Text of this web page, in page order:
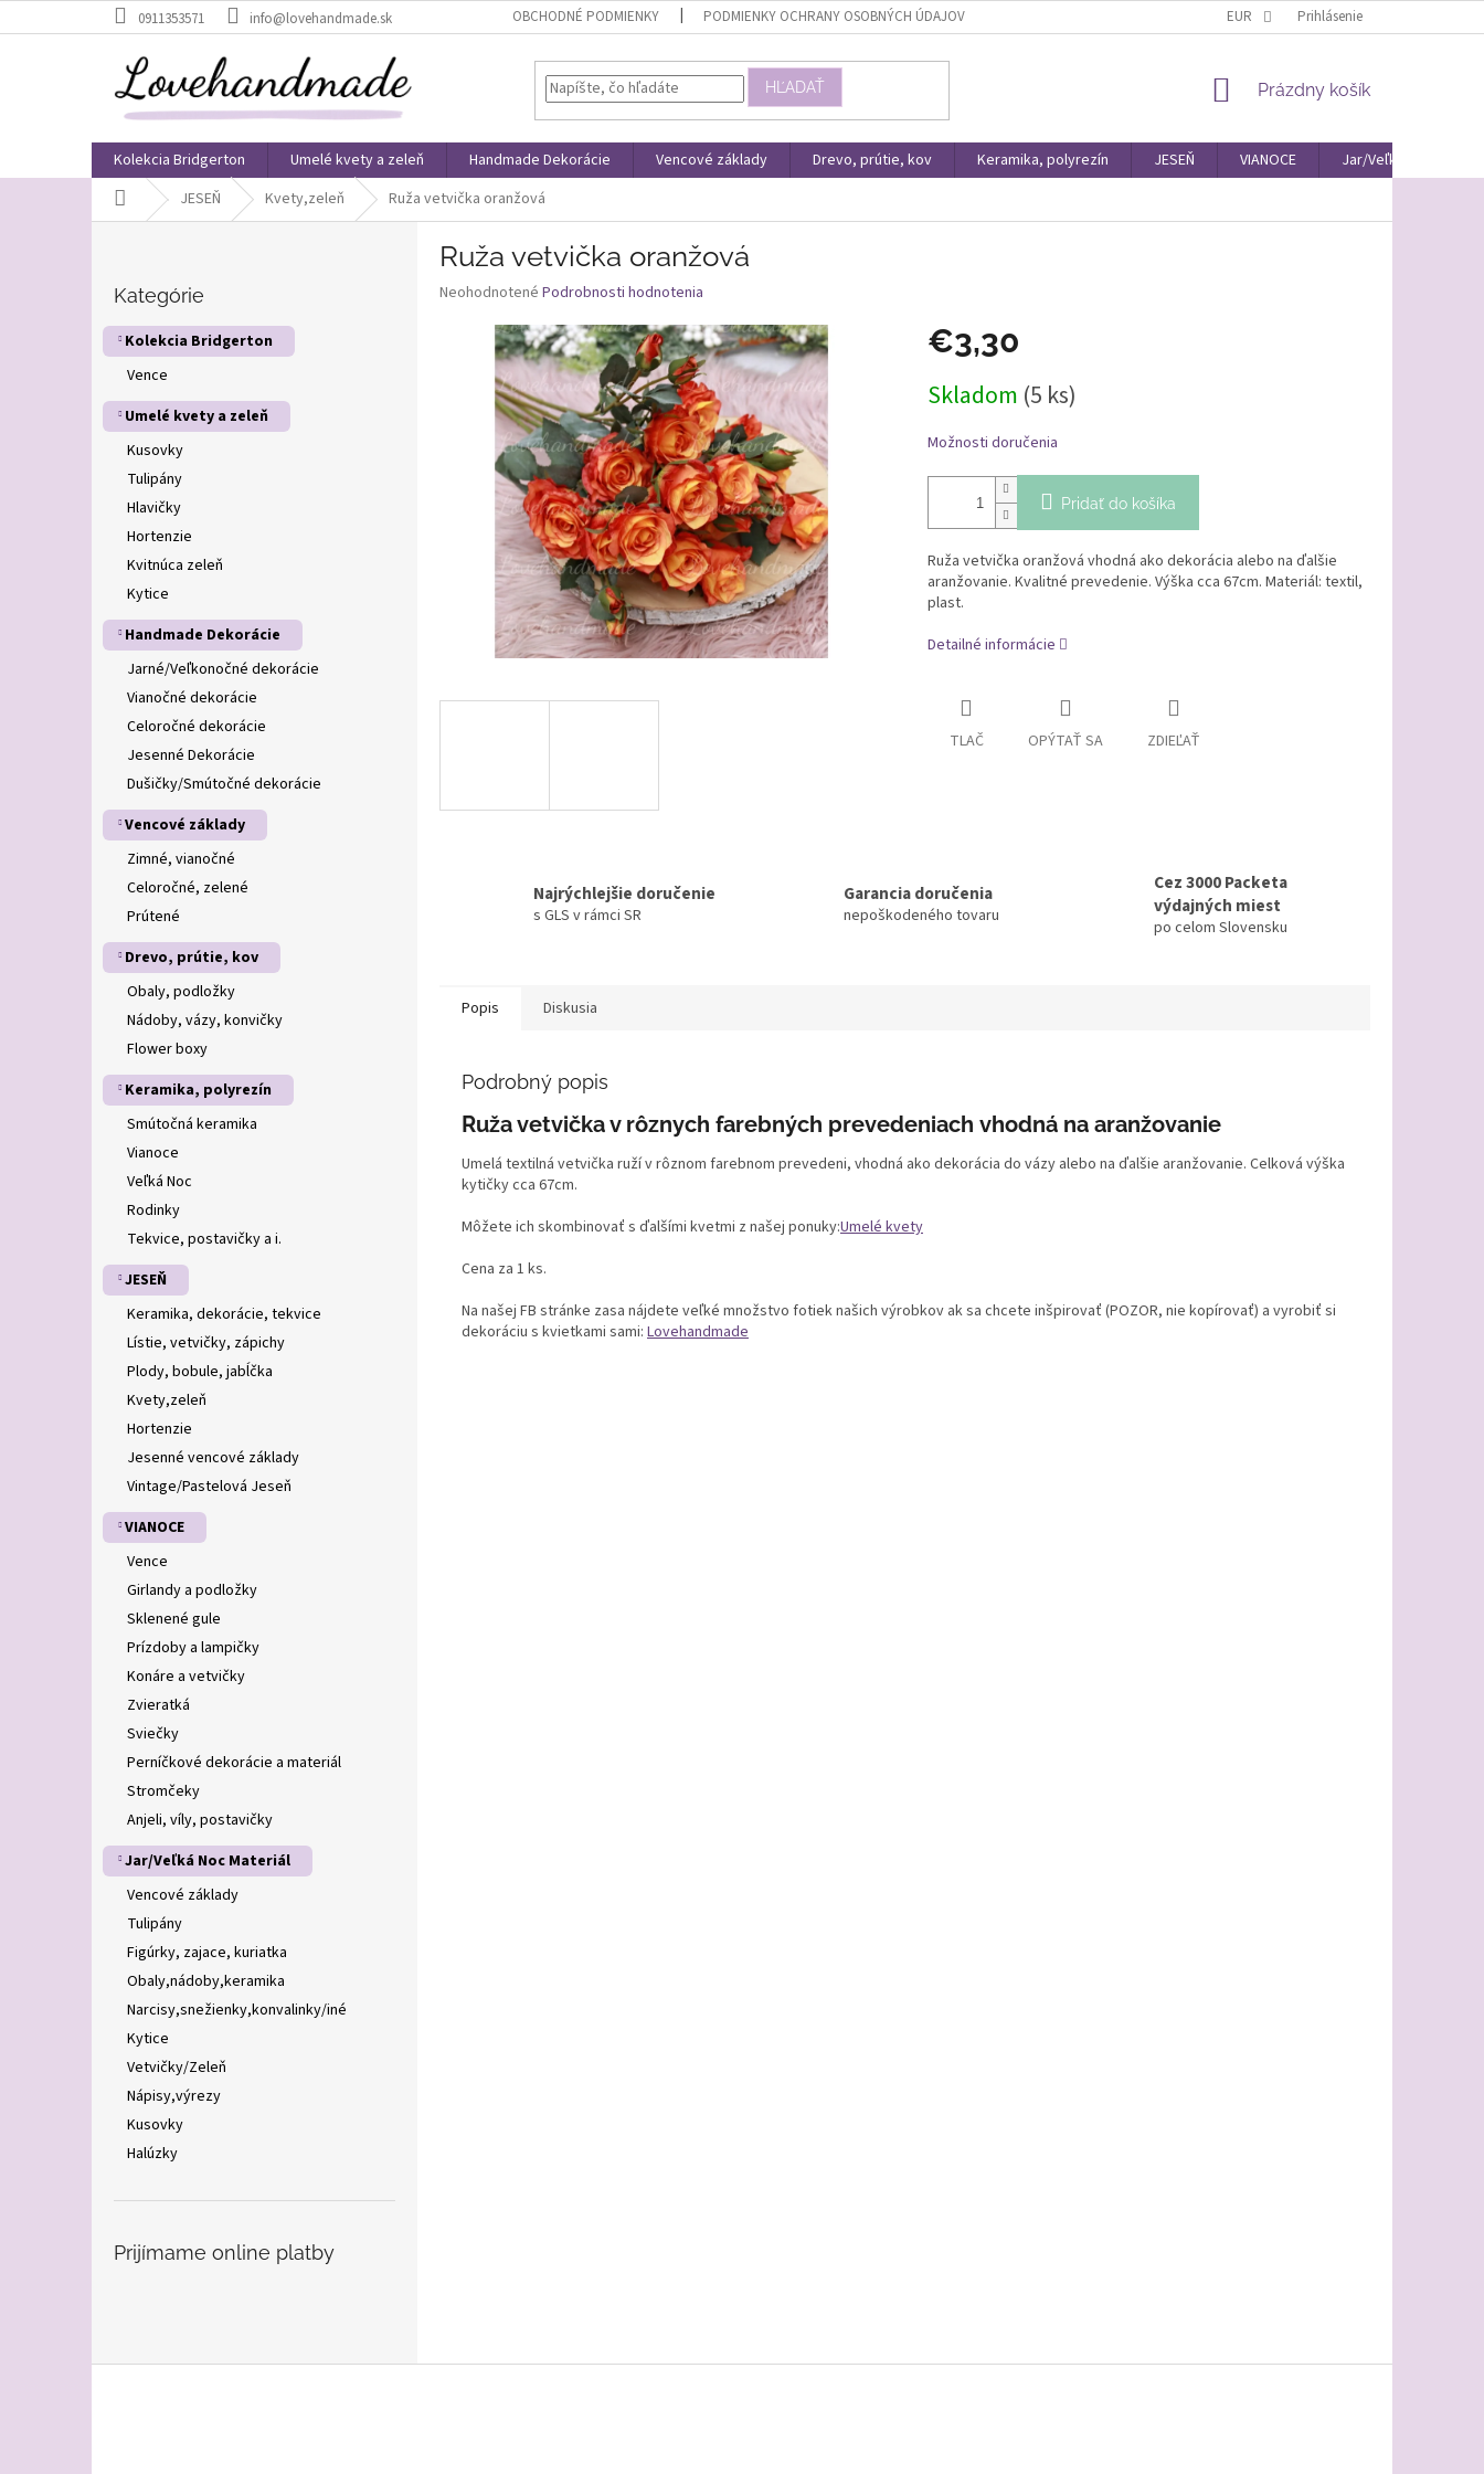
na
0911353571 info@lovehandmade.sk OBCHODNÉ PODMIENKY PODMIENKY OCHRANY OSOBNÝCH ÚDAJOV EUR Prihlásenie
HĽADAŤ
NÁKUPNÝ
Prázdny košík
Kolekcia Bridgerton Umelé kvety a zeleň Handmade Dekorácie Vencové základy Drevo, prútie, kov Keramika, polyrezín JESEŇ VIANOCE
Jar/Veľká Noc
Domov JESEŇ Kvety,zeleň Ruža vetvička oranžová
p
n
e
kategórie
Kategórie
Kolekcia Bridgerton
Vence
Umelé kvety a zeleň
Kusovky
Tulipány
Hlavičky
Hortenzie
Kvitnúca zeleň
Kytice
Handmade Dekorácie
Jarné/Veľkonočné dekorácie
Vianočné dekorácie
Celoročné dekorácie
Jesenné Dekorácie
Dušičky/Smútočné dekorácie
Vencové základy
Zimné, vianočné
Celoročné, zelené
Prútené
Drevo, prútie, kov
Obaly, podložky
Nádoby, vázy, konvičky
Flower boxy
Keramika, polyrezín
Smútočná keramika
Vianoce
Veľká Noc
Rodinky
Tekvice, postavičky a i.
JESEŇ
Keramika, dekorácie, tekvice
Lístie, vetvičky, zápichy
Plody, bobule, jabĺčka
Kvety,zeleň
Hortenzie
Jesenné vencové základy
Vintage/Pastelová Jeseň
VIANOCE
Vence
Girlandy a podložky
Sklenené gule
Prízdoby a lampičky
Konáre a vetvičky
Zvieratká
Sviečky
Perníčkové dekorácie a materiál
Stromčeky
Anjeli, víly, postavičky
Jar/Veľká Noc Materiál
Vencové základy
Tulipány
Figúrky, zajace, kuriatka
Obaly,nádoby,keramika
Narcisy,snežienky,konvalinky/iné
Kytice
Vetvičky/Zeleň
Nápisy,výrezy
Kusovky
Halúzky
Prijímame online platby
Ruža vetvička oranžová
Priemerné
produktu
hviezdičiek.
Neohodnotené Podrobnosti hodnotenia
€3,30
cena:
Skladom (5 ks)
Možnosti doručenia
Pridať do košíka
Ruža vetvička oranžová vhodná ako dekorácia alebo na ďalšie
aranžovanie. Kvalitné prevedenie. Výška cca 67cm. Materiál: textil,
plast.
Detailné informácie
TLAČ OPÝTAŤ SA ZDIEĽAŤ
Najrýchlejšie doručenie
s GLS v rámci SR
Garancia doručenia
nepoškodeného tovaru
Cez 3000 Packeta
výdajných miest
po celom Slovensku
Popis Diskusia
Podrobný popis
Ruža vetvička v rôznych farebných prevedeniach vhodná na aranžovanie
Umelá textilná vetvička ruží v rôznom farebnom prevedeni, vhodná ako dekorácia do vázy alebo na ďalšie aranžovanie. Celková výška
kytičky cca 67cm.
Môžete ich skombinovať s ďalšími kvetmi z našej ponuky:Umelé kvety
Cena za 1 ks.
Na našej FB stránke zasa nájdete veľké množstvo fotiek našich výrobkov ak sa chcete inšpirovať (POZOR, nie kopírovať) a vyrobiť si
dekoráciu s kvietkami sami: Lovehandmade